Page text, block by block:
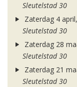
Sleutelstad 30
Zaterdag 4
Sleutelstad 30
Zaterdag 28
Sleutelstad 30
Zaterdag 21
Sleutelstad 30